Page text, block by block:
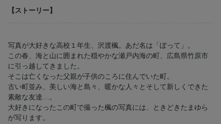
【ストーリー】
写真が大好きな高校１年生、沢渡楓。あだ名は「ぽって」。
この春、海と山に囲まれた穏やかな瀬戸内海の町、広島県竹原市
に引っ越してきました。
そこは亡くなった父親が子供のころに住んでいた町。
古い町並み、美しい海と島々、暖かな人々とそして新しくできた
素敵な友達…。
大好きになったこの町で撮った楓の写真には、ときどきたまゆら
が写ります。